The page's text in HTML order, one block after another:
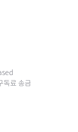
료 송금